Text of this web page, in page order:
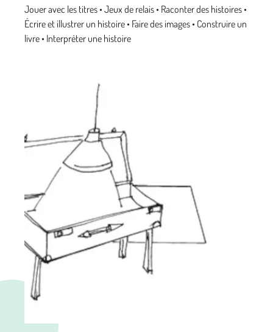
Jouer avec les titres • Jeux de relais • Raconter des histoires •
Écrire et illustrer un histoire • Faire des images • Construire un
livre • Interpréter une histoire